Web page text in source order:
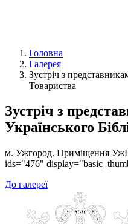
Головна
Галерея
Зустріч з
Товариства
Зустріч з
Українського
м. Ужгород. Приміщення
ids="476"
До галереї